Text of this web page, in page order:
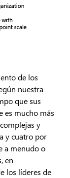
de los
nuestra
que sus
es mucho más
y
y cuatro por
a menudo o
en
los líderes de